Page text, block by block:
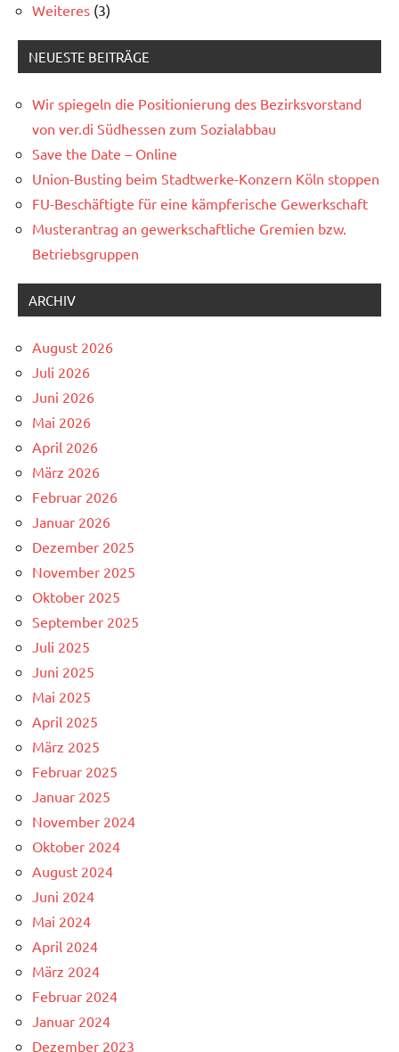
Weiteres (3)
NEUESTE BEITRÄGE
Wir spiegeln die Positionierung des Bezirksvorstand
von ver.di Südhessen zum Sozialabbau
Save the Date – Online
Union-Busting beim Stadtwerke-Konzern Köln stoppen
FU-Beschäftigte für eine kämpferische Gewerkschaft
Musterantrag an gewerkschaftliche Gremien bzw.
Betriebsgruppen
ARCHIV
August 2026
Juli 2026
Juni 2026
Mai 2026
April 2026
März 2026
Februar 2026
Januar 2026
Dezember 2025
November 2025
Oktober 2025
September 2025
Juli 2025
Juni 2025
Mai 2025
April 2025
März 2025
Februar 2025
Januar 2025
November 2024
Oktober 2024
August 2024
Juni 2024
Mai 2024
April 2024
März 2024
Februar 2024
Januar 2024
Dezember 2023